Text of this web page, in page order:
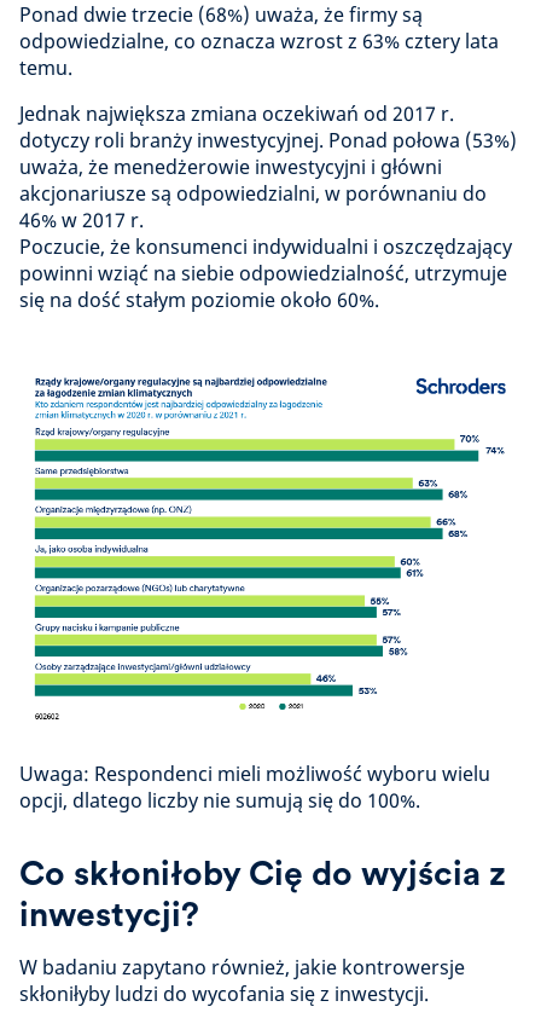
Ponad dwie trzecie (68%) uważa, że firmy są
odpowiedzialne, co oznacza wzrost z 63% cztery lata
temu.
Jednak największa zmiana oczekiwań od 2017 r.
dotyczy roli branży inwestycyjnej. Ponad połowa (53%)
uważa, że menedżerowie inwestycyjni i główni
akcjonariusze są odpowiedzialni, w porównaniu do
46% w 2017 r.
Poczucie, że konsumenci indywidualni i oszczędzający
powinni wziąć na siebie odpowiedzialność, utrzymuje
się na dość stałym poziomie około 60%.
Uwaga: Respondenci mieli możliwość wyboru wielu
opcji, dlatego liczby nie sumują się do 100%.
Co skłoniłoby Cię do wyjścia z
inwestycji?
W badaniu zapytano również, jakie kontrowersje
skłoniłyby ludzi do wycofania się z inwestycji.